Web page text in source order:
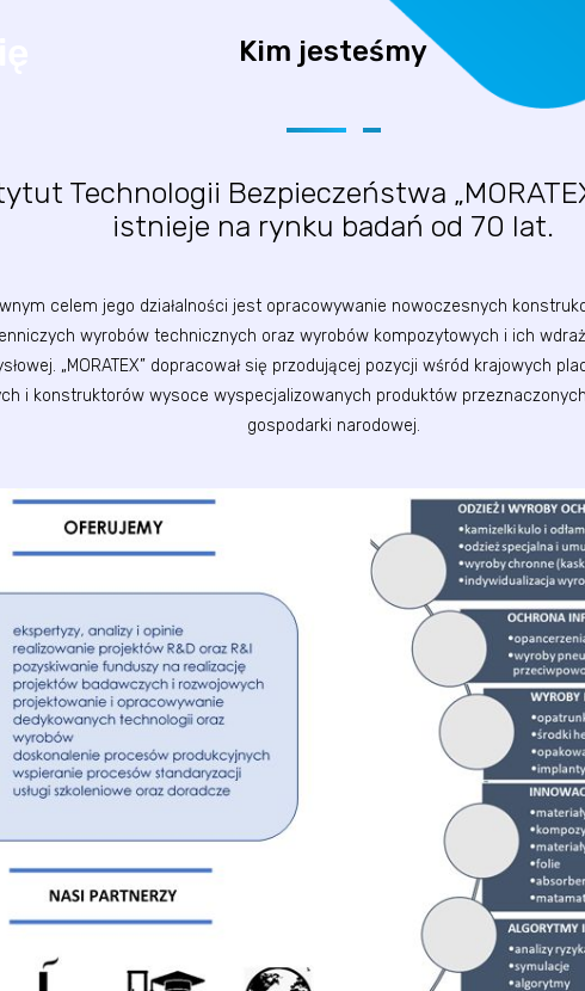
Kim jesteśmy
Technologii Bezpieczeństwa
istnieje na rynku badań od 70 lat.
celem jego działalności jest opracowywanie nowoczesnych
wyrobów technicznych oraz wyrobów kompozytowych i ich
„MORATEX” dopracował się przodującej pozycji wśród krajowych
i konstruktorów wysoce wyspecjalizowanych produktów
gospodarki narodowej.